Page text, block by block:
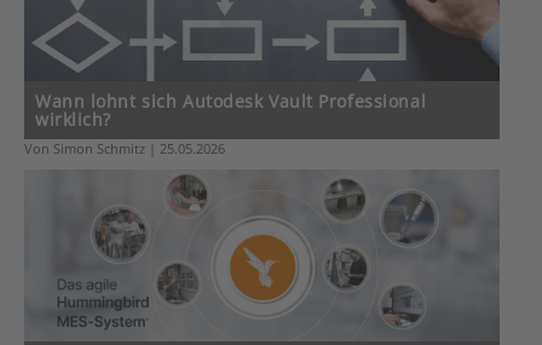
Wann lohnt sich Autodesk Vault Professional
wirklich?
Von Simon Schmitz | 25.05.2026